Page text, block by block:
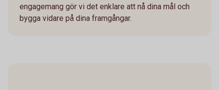
engagemang gör vi det enklare att nå dina mål och
bygga vidare på dina framgångar.